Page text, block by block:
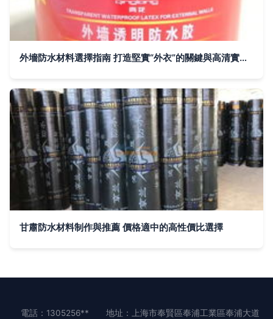
外墻防水材料選擇指南 打造堅實“外衣”的關鍵與高清實拍參考
甘肅防水材料制作與推薦 價格適中的高性價比選擇
電話：1305256**
地址：上海市奉賢區奉浦工業區奉浦大道